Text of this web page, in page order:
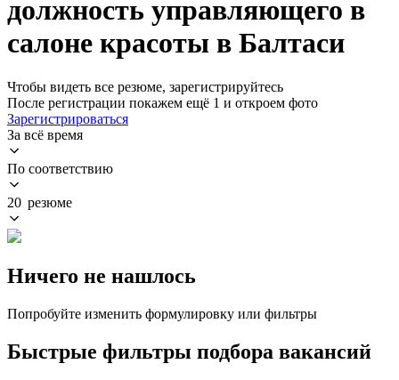
должность управляющего в
салоне красоты в Балтаси
Чтобы видеть все резюме, зарегистрируйтесь
После регистрации покажем ещё 1 и откроем фото
Зарегистрироваться
За всё время
По соответствию
20 резюме
Ничего не нашлось
Попробуйте изменить формулировку или фильтры
Быстрые фильтры подбора вакансий